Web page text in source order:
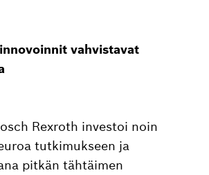
vahvistavat
Rexroth investoi noin
tutkimukseen ja
pitkän tähtäimen